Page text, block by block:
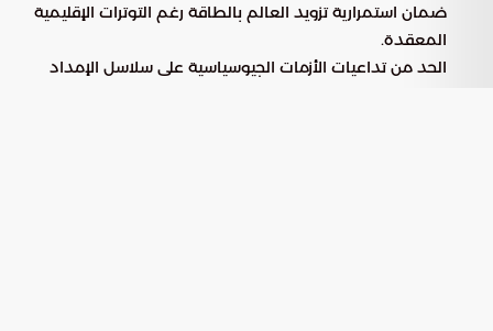
ضمان استمرارية تزويد العالم بالطاقة رغم التوترات الإقليمية
المعقدة.
الحد من تداعيات الأزمات الجيوسياسية على سلاسل الإمداد